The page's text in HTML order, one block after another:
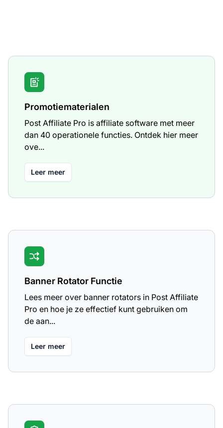
Promotiematerialen
Post Affiliate Pro is affiliate software met meer
dan 40 operationele functies. Ontdek hier meer
ove...
Leer meer
Banner Rotator Functie
Lees meer over banner rotators in Post Affiliate
Pro en hoe je ze effectief kunt gebruiken om
de aan...
Leer meer